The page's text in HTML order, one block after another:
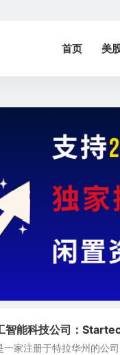
首页 美
智能科技公司：
家注册于特拉华州的公